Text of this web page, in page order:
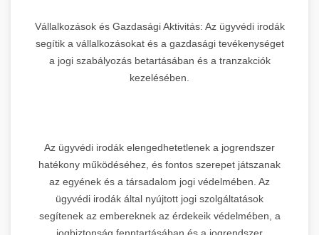
Vállalkozások és Gazdasági Aktivitás: Az ügyvédi irodák
segítik a vállalkozásokat és a gazdasági tevékenységet
a jogi szabályozás betartásában és a tranzakciók
kezelésében.
Az ügyvédi irodák elengedhetetlenek a jogrendszer
hatékony működéséhez, és fontos szerepet játszanak
az egyének és a társadalom jogi védelmében. Az
ügyvédi irodák által nyújtott jogi szolgáltatások
segítenek az embereknek az érdekeik védelmében, a
jogbiztonság fenntartásában és a jogrendszer